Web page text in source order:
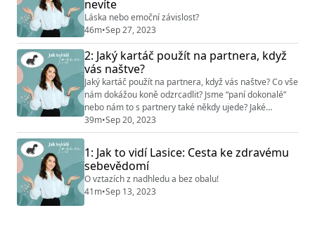
nevíte
Láska nebo emoční závislost?
46m•Sep 27, 2023
2: Jaký kartáč použít na partnera, když
vás naštve?
Jaký kartáč použít na partnera, když vás naštve? Co vše
nám dokážou koně odzrcadlit? Jsme “paní dokonalé”
nebo nám to s partnery také někdy ujede? Jaké
vnímáme rozdíly mezi muži a ženami? V této epizodě
se ponoříme do fascinujícího světa koučinku s koňmi a
toho, jak nám tato unikátní metoda může pomoci
odhalit, co ve vztazích opravdu potřebujeme. Hostem
dnešního dílu je Jenny Adamčíková, ktero...
39m•Sep 20, 2023
1: Jak to vidí Lasice: Cesta ke zdravému
sebevědomí
O vztazích z nadhledu a bez obalu!
41m•Sep 13, 2023